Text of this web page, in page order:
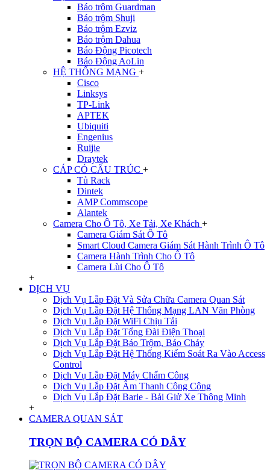
Báo trộm Guardman
Báo trộm Shuji
Báo trộm Ezviz
Báo trộm Dahua
Báo Động Picotech
Báo Động AoLin
HỆ THỐNG MẠNG +
Cisco
Linksys
TP-Link
APTEK
Ubiquiti
Engenius
Ruijie
Draytek
CÁP CÓ CẤU TRÚC +
Tủ Rack
Dintek
AMP Commscope
Alantek
Camera Cho Ô Tô, Xe Tải, Xe Khách +
Camera Giám Sát Ô Tô
Smart Cloud Camera Giám Sát Hành Trình Ô Tô
Camera Hành Trình Cho Ô Tô
Camera Lùi Cho Ô Tô
+
DỊCH VỤ
Dịch Vụ Lắp Đặt Và Sửa Chữa Camera Quan Sát
Dịch Vụ Lắp Đặt Hệ Thống Mạng LAN Văn Phòng
Dịch Vụ Lắp Đặt WiFi Chịu Tải
Dịch Vụ Lắp Đặt Tổng Đài Điện Thoại
Dịch Vụ Lắp Đặt Báo Trộm, Báo Cháy
Dịch Vụ Lắp Đặt Hệ Thống Kiểm Soát Ra Vào Access
Control
Dịch Vụ Lắp Đặt Máy Chấm Công
Dịch Vụ Lắp Đặt Âm Thanh Công Cộng
Dịch Vụ Lắp Đặt Barie - Bải Giử Xe Thông Minh
+
CAMERA QUAN SÁT
TRỌN BỘ CAMERA CÓ DÂY